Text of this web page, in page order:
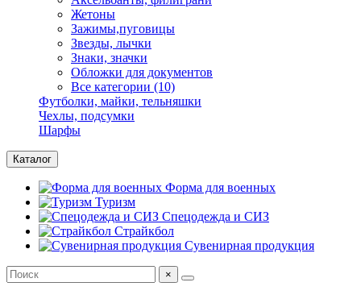
Жетоны
Зажимы,пуговицы
Звезды, лычки
Знаки, значки
Обложки для документов
Все категории (10)
Футболки, майки, тельняшки
Чехлы, подсумки
Шарфы
Каталог
Форма для военных
Туризм
Спецодежда и СИЗ
Страйкбол
Сувенирная продукция
×